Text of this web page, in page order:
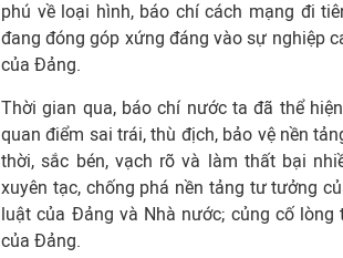
phú về loại hình, báo chí cách mạng đi
đang đóng góp xứng đáng vào sự nghiệp
của Đảng.
Thời gian qua, báo chí nước ta đã thể
quan điểm sai trái, thù địch, bảo vệ nền
thời, sắc bén, vạch rõ và làm thất bại
xuyên tạc, chống phá nền tảng tư tưởng
luật của Đảng và Nhà nước; củng cố
của Đảng.